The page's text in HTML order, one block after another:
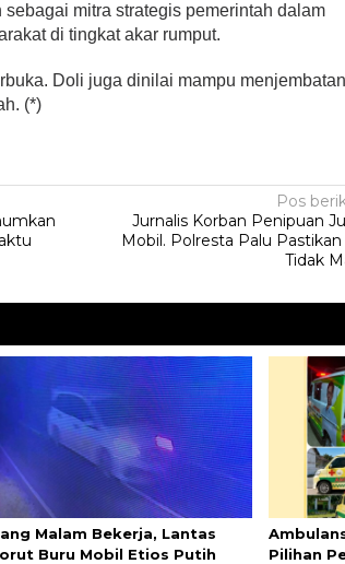
mitra strategis pemerintah dalam
di tingkat akar rumput.
Doli juga dinilai mampu
(*)
Pos
Jurnalis Korban Penipuan
Mobil. Polresta Palu Pastikan
Tidak
Malam Bekerja, Lantas
Buru Mobil Etios Putih
Pilihan